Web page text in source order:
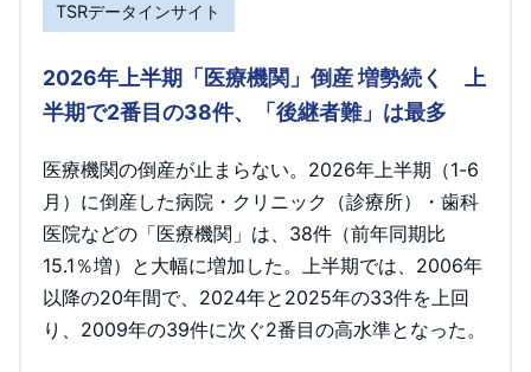
TSRデータインサイト
2026年上半期「医療機関」倒産 増勢続く 上
半期で2番目の38件、「後継者難」は最多
医療機関の倒産が止まらない。2026年上半期（1-6
月）に倒産した病院・クリニック（診療所）・歯科
医院などの「医療機関」は、38件（前年同期比
15.1％増）と大幅に増加した。上半期では、2006年
以降の20年間で、2024年と2025年の33件を上回
り、2009年の39件に次ぐ2番目の高水準となった。